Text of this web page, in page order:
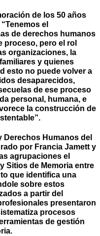
de los 50 años
el
de derechos humanos
proceso, pero el rol
organizaciones, la
y quienes
esto no puede volver a
desaparecidos,
de ese proceso
personal, humana, e
la construcción de
Derechos Humanos del
por Francia Jamett y
agrupaciones el
Sitios de Memoria entre
que identifica una
sobre estos
a partir del
presentaron
procesos
de gestión